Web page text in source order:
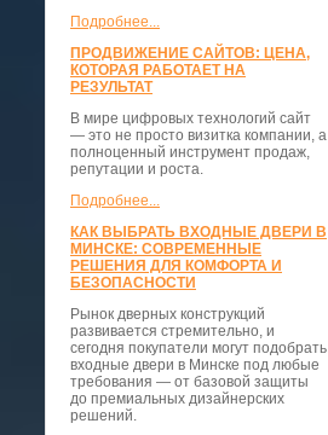
Подробнее...
ПРОДВИЖЕНИЕ САЙТОВ: ЦЕНА,
КОТОРАЯ РАБОТАЕТ НА
РЕЗУЛЬТАТ
В мире цифровых технологий сайт
— это не просто визитка компании, а
полноценный инструмент продаж,
репутации и роста.
Подробнее...
КАК ВЫБРАТЬ ВХОДНЫЕ ДВЕРИ В
МИНСКЕ: СОВРЕМЕННЫЕ
РЕШЕНИЯ ДЛЯ КОМФОРТА И
БЕЗОПАСНОСТИ
Рынок дверных конструкций
развивается стремительно, и
сегодня покупатели могут подобрать
входные двери в Минске под любые
требования — от базовой защиты
до премиальных дизайнерских
решений.